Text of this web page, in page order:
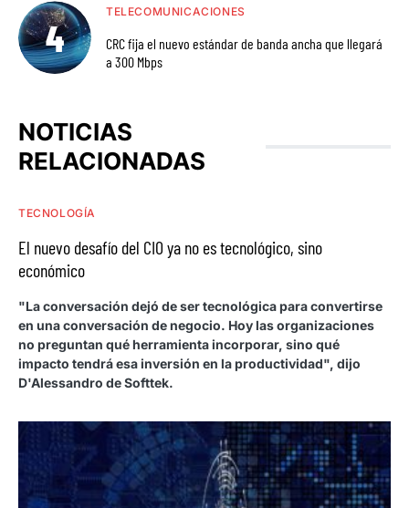
TELECOMUNICACIONES
CRC fija el nuevo estándar de banda ancha que llegará
a 300 Mbps
NOTICIAS
RELACIONADAS
TECNOLOGÍA
El nuevo desafío del CIO ya no es tecnológico, sino
económico
"La conversación dejó de ser tecnológica para convertirse
en una conversación de negocio. Hoy las organizaciones
no preguntan qué herramienta incorporar, sino qué
impacto tendrá esa inversión en la productividad", dijo
D'Alessandro de Softtek.